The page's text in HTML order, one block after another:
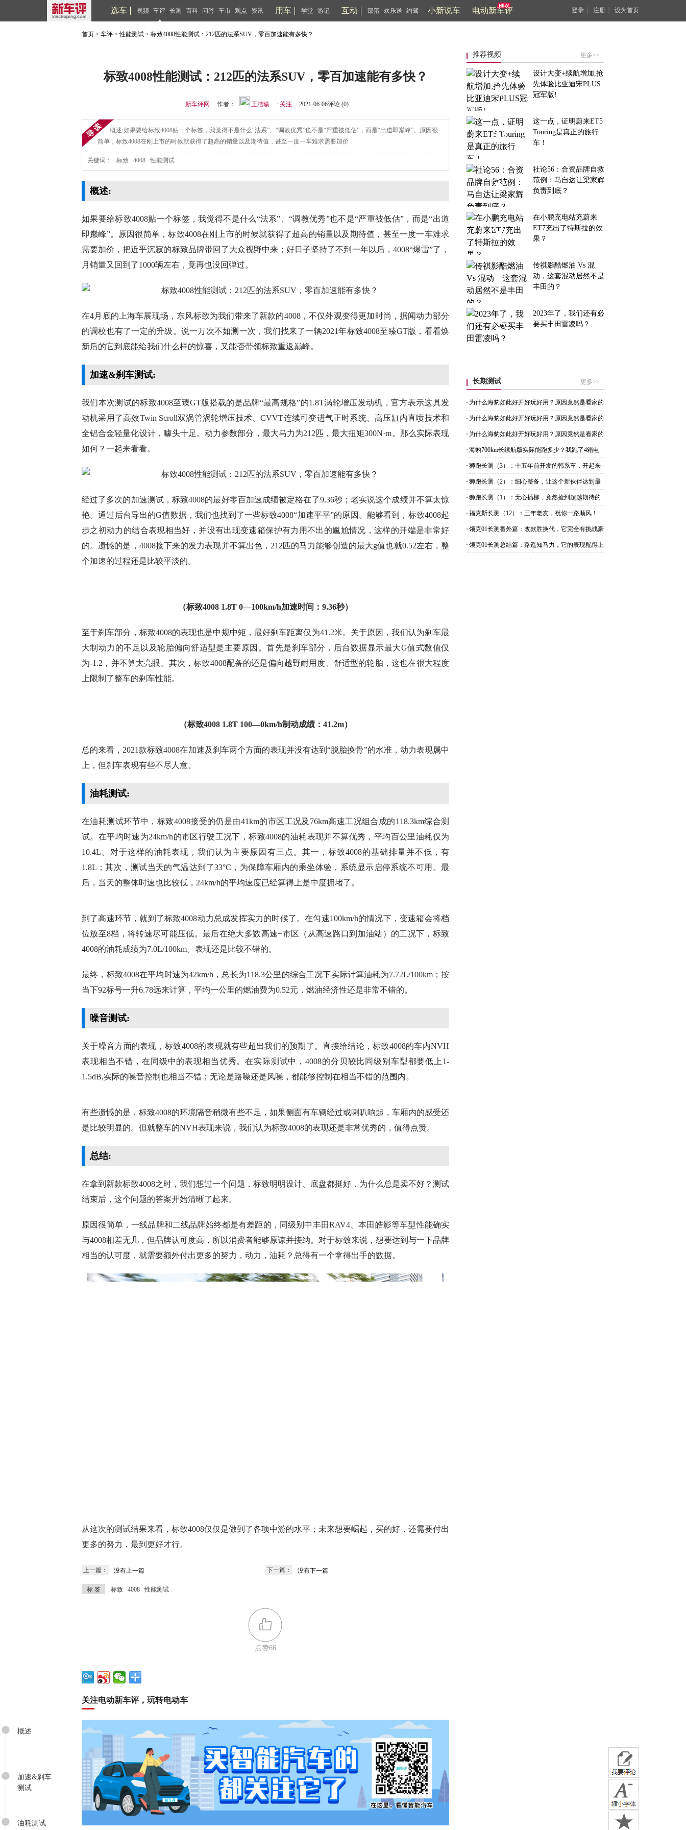
选车 视频 车评 长测 百科 问答 车市 观点 资讯 用车 学堂 游记 互动 部落 欢乐送 约驾 小新说车 电动新车评 登录 注册 设为首页
首页 > 车评 >性能测试 > 标致4008性能测试：212匹的法系SUV，零百加速能有多快？
标致4008性能测试：212匹的法系SUV，零百加速能有多快？
新车评网 作者： 王洁瑜 +关注 2021-06-06评论 (0)
概述:如果要给标致4008贴一个标签，我觉得不是什么“法系”、“调教优秀”也不是“严重被低估”，而是“出道即巅峰”。原因很
简单，标致4008在刚上市的时候就获得了超高的销量以及期待值，甚至一度一车难求需要加价
关键词： 标致 4008 性能测试
概述:
如果要给标致4008贴一个标签，我觉得不是什么“法系”、“调教优秀”也不是“严重被低估”，而是“出道
即巅峰”。原因很简单，标致4008在刚上市的时候就获得了超高的销量以及期待值，甚至一度一车难求
需要加价，把近乎沉寂的标致品牌带回了大众视野中来；好日子坚持了不到一年以后，4008“爆雷”了，
月销量又回到了1000辆左右，竟再也没回弹过。
在4月底的上海车展现场，东风标致为我们带来了新款的4008，不仅外观变得更加时尚，据闻动力部分
的调校也有了一定的升级。说一万次不如测一次，我们找来了一辆2021年标致4008至臻GT版，看看焕
新后的它到底能给我们什么样的惊喜，又能否带领标致重返巅峰。
加速&刹车测试:
我们本次测试的标致4008至臻GT版搭载的是品牌“最高规格”的1.8T涡轮增压发动机，官方表示这具发
动机采用了高效Twin Scroll双涡管涡轮增压技术、CVVT连续可变进气正时系统、高压缸内直喷技术和
全铝合金轻量化设计，噱头十足。动力参数部分，最大马力为212匹，最大扭矩300N·m。那么实际表现
如何？一起来看看。
经过了多次的加速测试，标致4008的最好零百加速成绩被定格在了9.36秒；老实说这个成绩并不算太惊
艳。通过后台导出的G值数据，我们也找到了一些标致4008“加速平平”的原因。能够看到，标致4008起
步之初动力的结合表现相当好，并没有出现变速箱保护有力用不出的尴尬情况，这样的开端是非常好
的。遗憾的是，4008接下来的发力表现并不算出色，212匹的马力能够创造的最大g值也就0.52左右，整
个加速的过程还是比较平淡的。
至于刹车部分，标致4008的表现也是中规中矩，最好刹车距离仅为41.2米。关于原因，我们认为刹车最
大制动力的不足以及轮胎偏向舒适型是主要原因。首先是刹车部分，后台数据显示最大G值式数值仅
上限制了整车的刹车性能。
（标致4008 1.8T 100—0km/h制动成绩：41.2m）
总的来看，2021款标致4008在加速及刹车两个方面的表现并没有达到“脱胎换骨”的水准，动力表现属中
上，但刹车表现有些不尽人意。
到了高速环节，就到了标致4008动力总成发挥实力的时候了。在匀速100km/h的情况下，变速箱会将档
位放至8档，将转速尽可能压低。最后在绝大多数高速+市区（从高速路口到加油站）的工况下，标致
4008的油耗成绩为7.0L/100km。表现还是比较不错的。
当下92标号一升6.78远来计算，平均一公里的燃油费为0.52元，燃油经济性还是非常不错的。
噪音测试:
关于噪音方面的表现，标致4008的表现就有些超出我们的预期了。直接给结论，标致4008的车内NVH
表现相当不错，在同级中的表现相当优秀。在实际测试中，4008的分贝较比同级别车型都要低上1-
1.5dB,实际的噪音控制也相当不错；无论是路噪还是风噪，都能够控制在相当不错的范围内。
推荐视频 更多>>
设计大变+续航增加,抢
先体验比亚迪宋PLUS
冠军版!
这一点，证明蔚来ET5
Touring是真正的旅行
车！
社论56：合资品牌自救
范例：马自达让梁家辉
负责到底？
在小鹏充电站充蔚来
ET7充出了特斯拉的效
果？
传祺影酷燃油 Vs 混
动，这套混动居然不是
丰田的？
2023年了，我们还有必
要买丰田雷凌吗？
长期测试 更多>>
为什么海豹如此好开好玩好用？原因竟然是看家的
CTB技术
为什么海豹如此好开好玩好用？原因竟然是看家的
CTB技术
为什么海豹如此好开好玩好用？原因竟然是看家的
CTB技术
海豹700km长续航版实际能跑多少？我跑了4箱电
来说说
狮跑长测（3）：十五年前开发的韩系车，开起来
怎么样？
狮跑长测（2）：细心整备，让这个新伙伴达到最
佳状态
狮跑长测（1）：无心插柳，竟然捡到超越期待的
精品车
福克斯长测（12）：三年老友，祝你一路顺风！
领克01长测番外篇：改款胜换代，它完全有挑战豪
华的实力
领克01长测总结篇：路遥知马力，它的表现配得上
概述
加速&刹车
测试
油耗测试